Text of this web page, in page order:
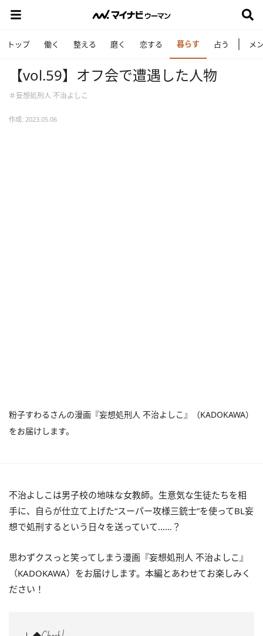
トップ 働く 整える 磨く 恋する 暮らす 占う メ
【vol.59】オフ会で遭遇した人物
＃妄想処刑人 不治よしこ
作成: 2023.05.06
粉子すわるさんの漫画『妄想処刑人 不治よしこ』（KADOKAWA）
をお届けします。
不治よしこは男子校の地味な女教師。生意気な生徒たちを相
手に、自らが仕立て上げた“スーパー攻様三銃士”を使ってBL妄
想で処刑するという日々を送っていて……？
思わずクスっと笑ってしまう漫画『妄想処刑人 不治よしこ』
（KADOKAWA）をお届けします。本編とあわせてお楽しみく
ださい！